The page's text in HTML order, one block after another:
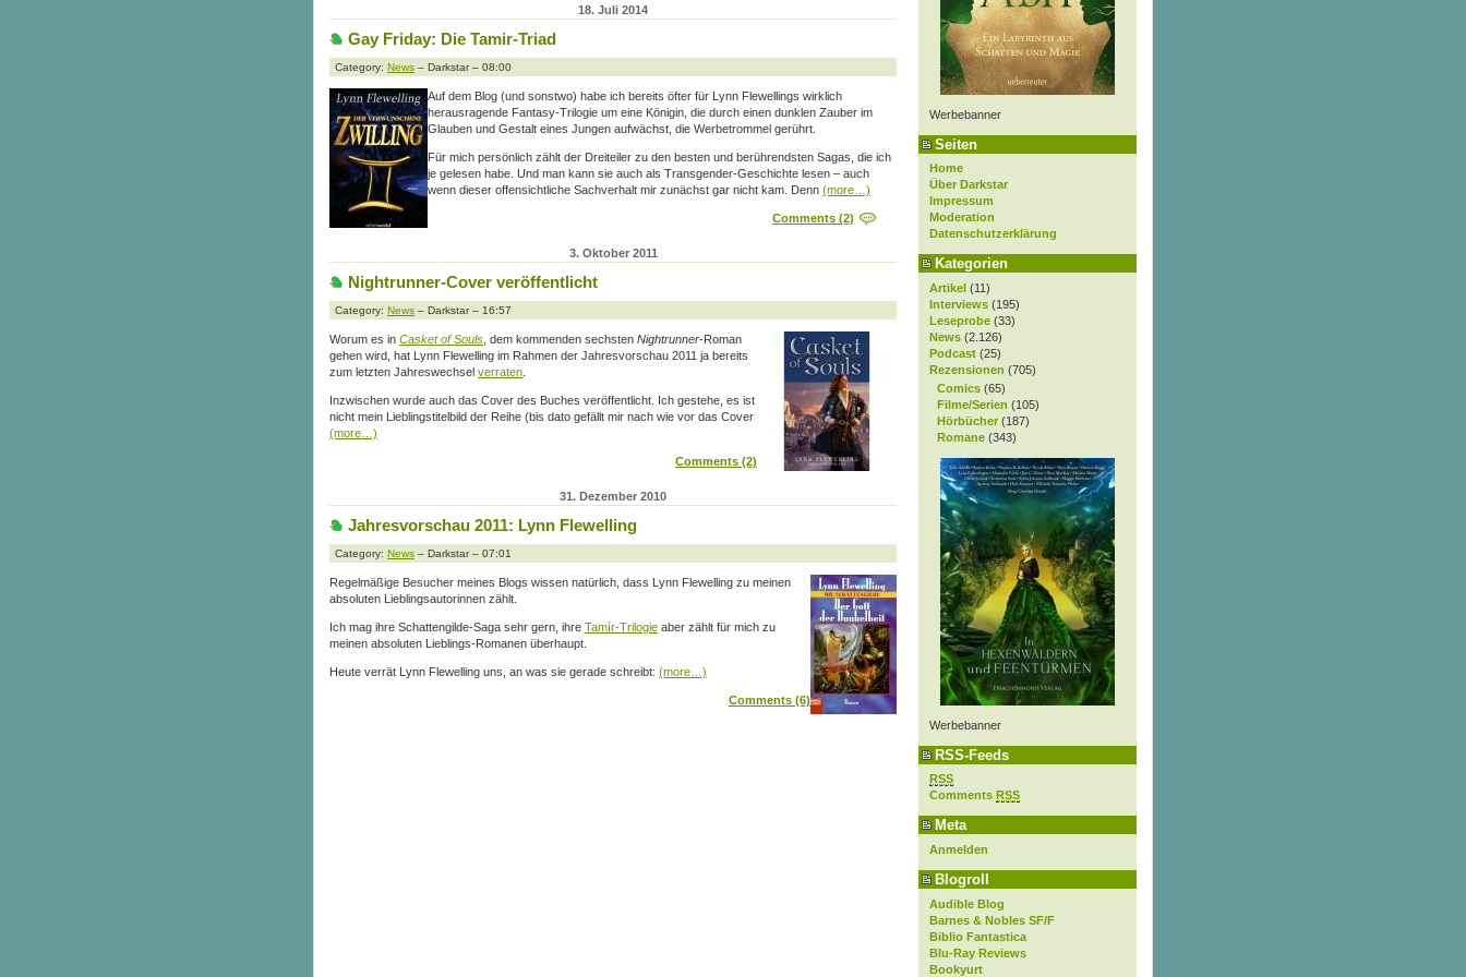
Werbebanner
Seiten
Home
Über Darkstar
Impressum
Moderation
Datenschutzerklärung
Kategorien
Artikel (11)
Interviews (195)
Leseprobe (33)
News (2.126)
Podcast (25)
Rezensionen (705)
Comics (65)
Filme/Serien (105)
Hörbücher (187)
Romane (343)
Werbebanner
RSS-Feeds
RSS
Comments RSS
Meta
Anmelden
Blogroll
Audible Blog
Barnes & Nobles SF/F
Biblio Fantastica
Blu-Ray Reviews
Bookyurt
18. Juli 2014
Gay Friday: Die Tamir-Triad
Category: News – Darkstar – 08:00
Auf dem Blog (und sonstwo) habe ich bereits öfter für Lynn Flewellings wirklich
herausragende Fantasy-Trilogie um eine Königin, die durch einen dunklen Zauber im
Glauben und Gestalt eines Jungen aufwächst, die Werbetrommel gerührt.
Für mich persönlich zählt der Dreiteiler zu den besten und berührendsten Sagas, die ich
je gelesen habe. Und man kann sie auch als Transgender-Geschichte lesen – auch
wenn dieser offensichtliche Sachverhalt mir zunächst gar nicht kam. Denn (more…)
Comments (2)
3. Oktober 2011
Nightrunner-Cover veröffentlicht
Category: News – Darkstar – 16:57
Worum es in Casket of Souls , dem kommenden sechsten Nightrunner-Roman
gehen wird, hat Lynn Flewelling im Rahmen der Jahresvorschau 2011 ja bereits
zum letzten Jahreswechsel verraten
Inzwischen wurde auch das Cover des Buches veröffentlicht. Ich gestehe, es ist
nicht mein Lieblingstitelbild der Reihe (bis dato gefällt mir nach wie vor das Cover
(more…)
Comments (2)
31. Dezember 2010
Jahresvorschau 2011: Lynn Flewelling
Category: News – Darkstar – 07:01
Regelmäßige Besucher meines Blogs wissen natürlich, dass Lynn Flewelling zu meinen
absoluten Lieblingsautorinnen zählt.
Ich mag ihre Schattengilde-Saga sehr gern, ihre Tamír-Trilogie aber zählt für mich zu
meinen absoluten Lieblings-Romanen überhaupt.
Heute verrät Lynn Flewelling uns, an was sie gerade schreibt: (more…)
Comments (6)